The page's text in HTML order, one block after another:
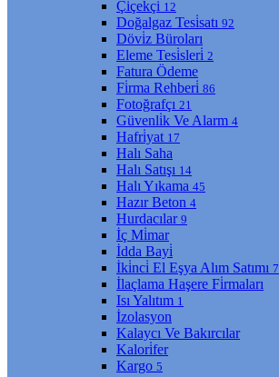
Çi̇çekçi̇ 12
Doğalgaz Tesi̇satı 92
Dövi̇z Büroları
Eleme Tesi̇sleri̇ 2
Fatura Ödeme
Fi̇rma Rehberi̇ 86
Fotoğrafçı 21
Güvenli̇k Ve Alarm 4
Hafri̇yat 17
Halı Saha
Halı Satışı 14
Halı Yıkama 45
Hazır Beton 4
Hurdacılar 9
İç Mi̇mar
İdda Bayi̇
İki̇nci̇ El Eşya Alım Satımı 7
İlaçlama Haşere Fi̇rmaları
Isı Yalıtım 1
İzolasyon
Kalaycı Ve Bakırcılar
Kalori̇fer
Kargo 5